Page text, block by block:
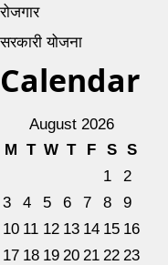
रोजगार
सरकारी योजना
Calendar
August 2026
M T W T F S
S
1
2
3
4 5 6 7 8
9
10 11 12 13 14 15 16
17 18 19 20 21 22 23